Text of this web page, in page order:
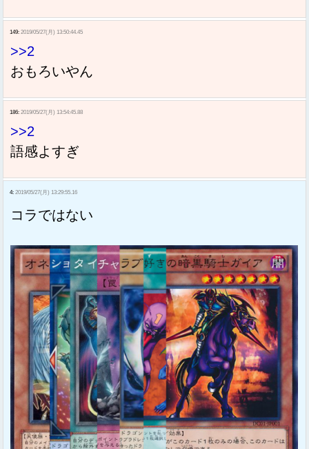
149: 2019/05/27(月) 13:50:44.45
>>2
おもろいやん
186: 2019/05/27(月) 13:54:45.88
>>2
語感よすぎ
4: 2019/05/27(月) 13:29:55.16
コラではない